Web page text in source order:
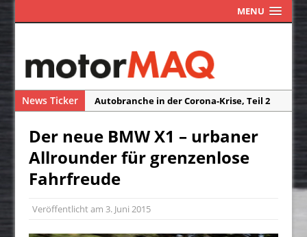
MENU
News Ticker
Autobranche in der Corona-Krise, Teil 2
Das Assistenzsystem ISA macht Blitzer
und Radarfallen überflüssig
Die Reisefreiheit ist ein Traum
Der neue BMW X1 – urbaner
Allrounder für grenzenlose
Fahrfreude
Veröffentlicht am3. Juni 2015